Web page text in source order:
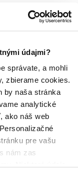
údajmi?
správate, a mohli
zbierame cookies.
by naša stránka
analytické
ako náš web
pre vašu
nám zas